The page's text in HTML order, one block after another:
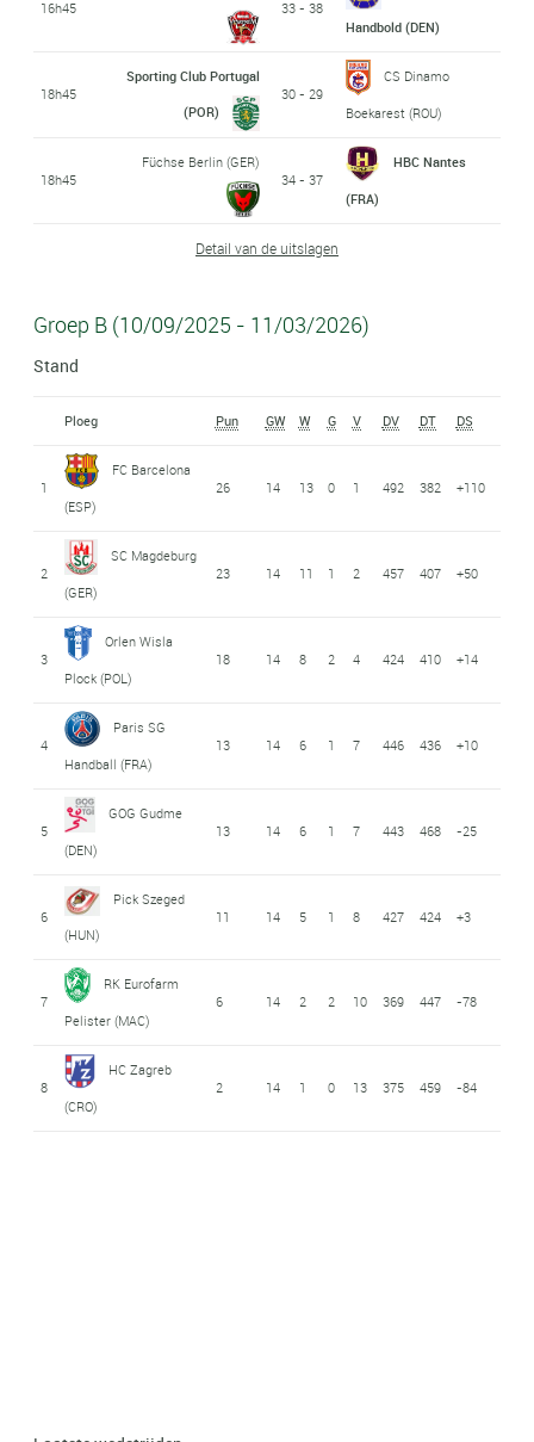
16h45
33 - 38
Handbold (DEN)
18h45
Sporting Club Portugal
(POR)
30 - 29
CS Dinamo
Boekarest (ROU)
18h45
Füchse Berlin (GER)
34 - 37
HBC Nantes
(FRA)
Detail van de uitslagen
Groep B (10/09/2025 - 11/03/2026)
Stand
Ploeg Pun GW W G V DV DT DS
1
FC Barcelona
(ESP)
26 14 13 0 1 492 382 +110
2
SC Magdeburg
(GER)
23 14 11 1 2 457 407 +50
3
Orlen Wisla
Plock (POL)
18 14 8 2 4 424 410 +14
4
Paris SG
Handball (FRA)
13 14 6 1 7 446 436 +10
5
GOG Gudme
(DEN)
13 14 6 1 7 443 468 -25
6
Pick Szeged
(HUN)
11 14 5 1 8 427 424 +3
7
RK Eurofarm
Pelister (MAC)
6 14 2 2 10 369 447 -78
8
HC Zagreb
(CRO)
2 14 1 0 13 375 459 -84